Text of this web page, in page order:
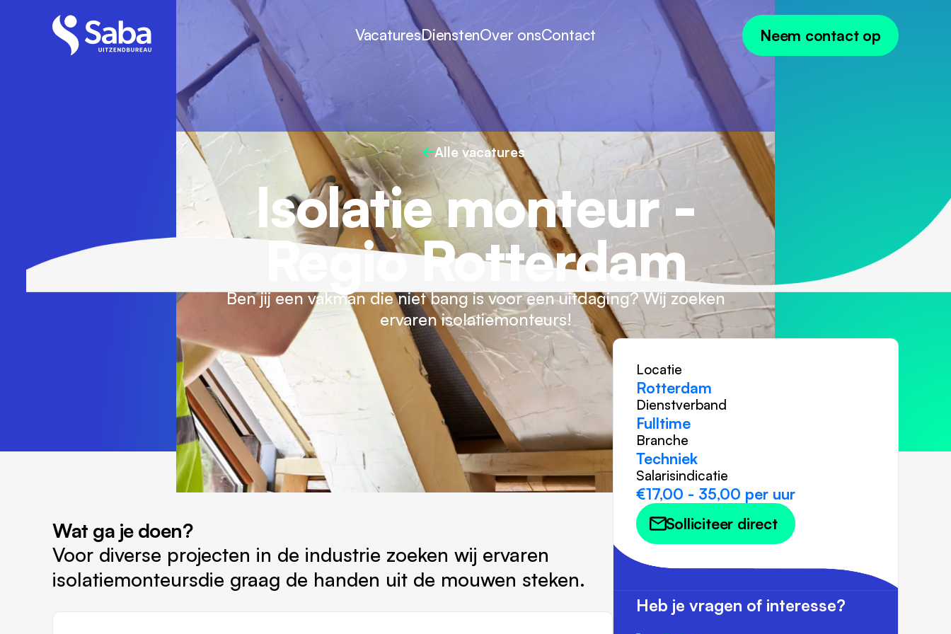
VacaturesDienstenOver onsContact Neem contact op
Alle vacatures
Isolatie monteur -
Regio Rotterdam
Ben jij een vakman die niet bang is voor een uitdaging? Wij zoeken
ervaren isolatiemonteurs!
Wat ga je doen?
Voor diverse projecten in de industrie zoeken wij ervaren
isolatiemonteursdie graag de handen uit de mouwen steken.
Locatie
Rotterdam
Dienstverband
Fulltime
Branche
Techniek
Salarisindicatie
€17,00 - 35,00 per uur
Solliciteer direct
Heb je vragen of interesse?